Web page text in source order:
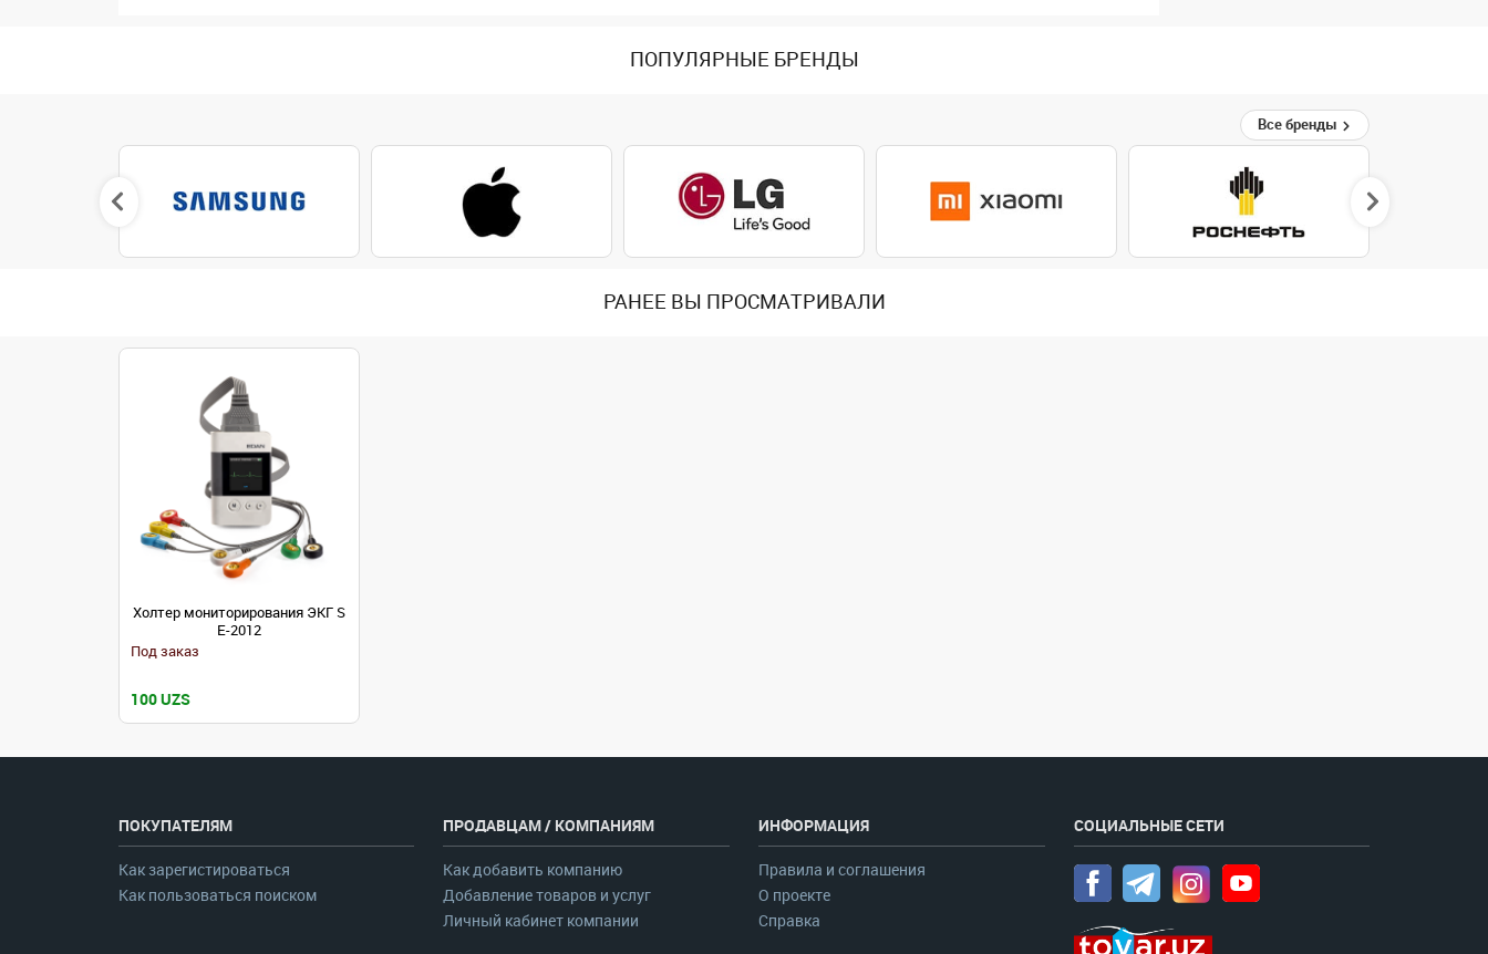
ПОПУЛЯРНЫЕ БРЕНДЫ
Все бренды
РАНЕЕ ВЫ ПРОСМАТРИВАЛИ
Холтер мониторирования ЭКГ S
E-2012
Под заказ
100 UZS
ПОКУПАТЕЛЯМ
Как зарегистироваться
Как пользоваться поиском
ПРОДАВЦАМ / КОМПАНИЯМ
Как добавить компанию
Добавление товаров и услуг
Личный кабинет компании
ИНФОРМАЦИЯ
Правила и соглашения
О проекте
Справка
СОЦИАЛЬНЫЕ СЕТИ